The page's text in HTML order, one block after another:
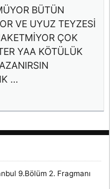
BÜTÜN
VE UYUZ TEYZESİ
ÇOK
YAA KÖTÜLÜK
…
9.Bölüm 2. Fragmanı